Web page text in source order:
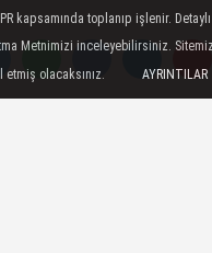
- 17:37
6.
kapsamında toplanıp işlenir.
Metnimizi inceleyebilirsiniz.
olacaksınız.
AYRINTILAR